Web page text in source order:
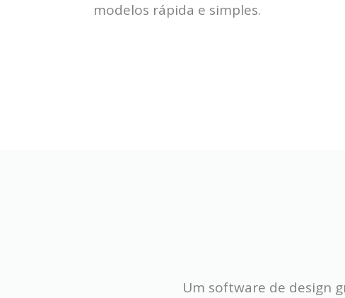
modelos rápida e simples.
Um software de design